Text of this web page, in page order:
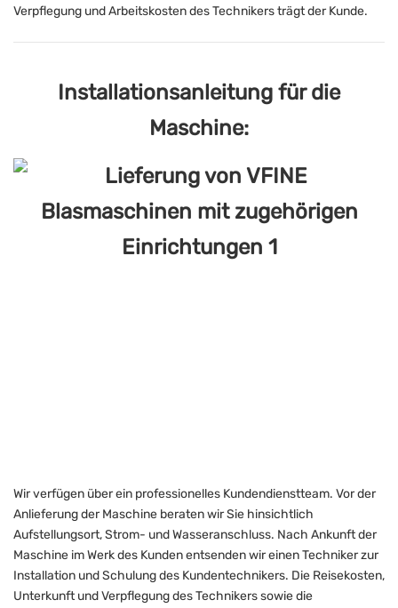
Verpflegung und Arbeitskosten des Technikers trägt der Kunde.
Installationsanleitung für die
Maschine:
Wir verfügen über ein professionelles Kundendienstteam. Vor der
Anlieferung der Maschine beraten wir Sie hinsichtlich
Aufstellungsort, Strom- und Wasseranschluss. Nach Ankunft der
Maschine im Werk des Kunden entsenden wir einen Techniker zur
Installation und Schulung des Kundentechnikers. Die Reisekosten,
Unterkunft und Verpflegung des Technikers sowie die